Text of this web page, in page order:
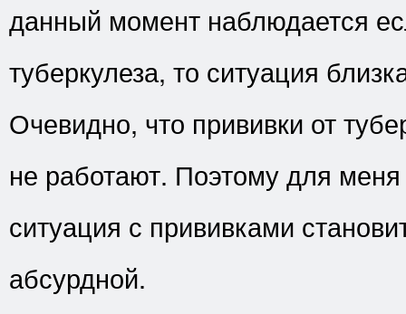
данный момент наблюдается
туберкулеза, то ситуация
Очевидно, что прививки от
не работают. Поэтому для меня
ситуация с прививками
абсурдной.